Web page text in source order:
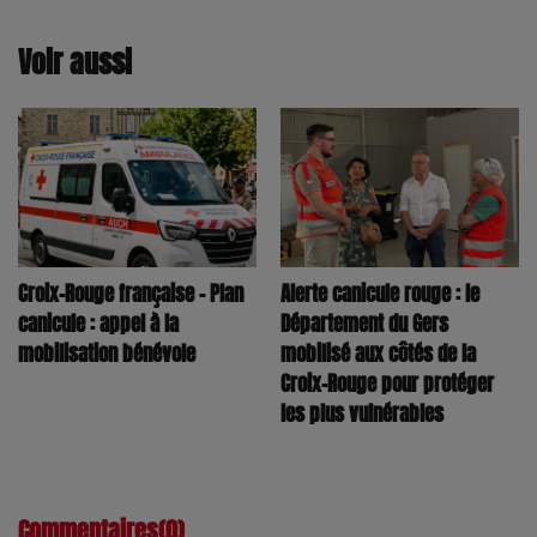
Voir aussi
Croix-Rouge française – Plan
canicule : appel à la
mobilisation bénévole
Alerte canicule rouge : le
Département du Gers
mobilisé aux côtés de la
Croix-Rouge pour protéger
les plus vulnérables